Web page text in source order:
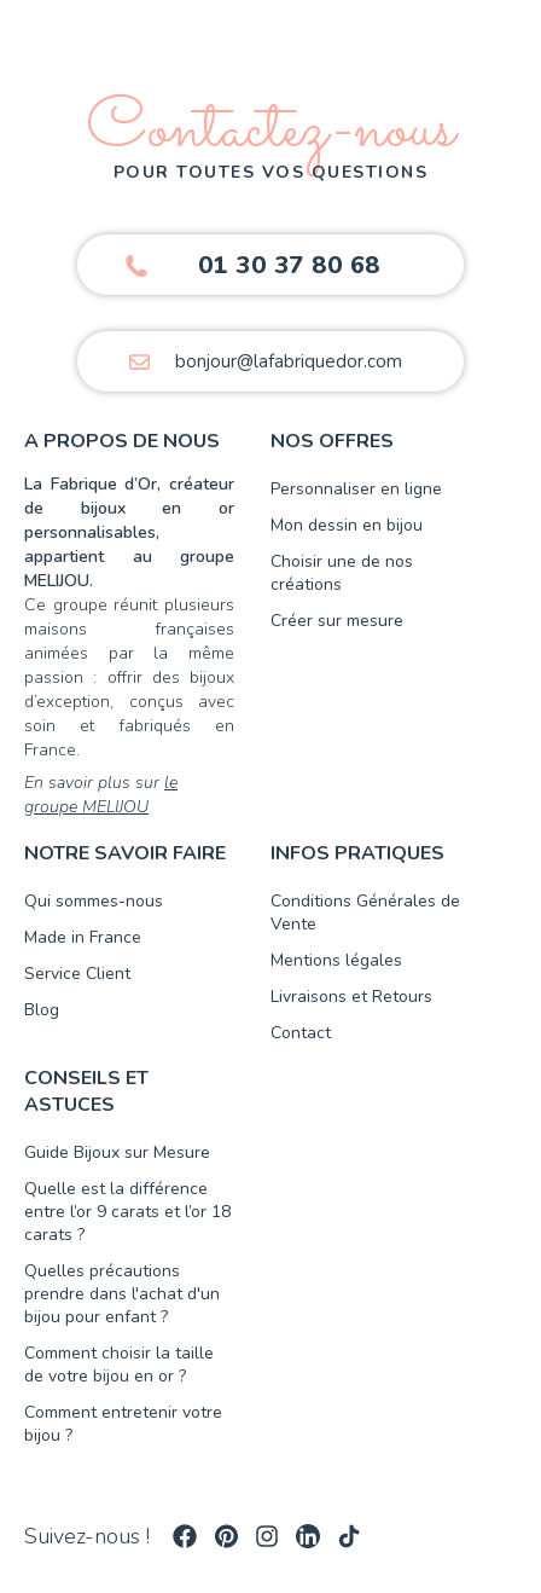
Contactez-nous
POUR TOUTES VOS QUESTIONS
01 30 37 80 68
bonjour@lafabriquedor.com
A PROPOS DE NOUS
La Fabrique d’Or, créateur
de bijoux en or
personnalisables,
appartient au groupe
MELIJOU.
Ce groupe réunit plusieurs
maisons françaises
animées par la même
passion : offrir des bijoux
d’exception, conçus avec
soin et fabriqués en
France.
En savoir plus sur le
groupe MELIJOU
NOS OFFRES
Personnaliser en ligne
Mon dessin en bijou
Choisir une de nos
créations
Créer sur mesure
NOTRE SAVOIR FAIRE
Qui sommes-nous
Made in France
Service Client
Blog
INFOS PRATIQUES
Conditions Générales de
Vente
Mentions légales
Livraisons et Retours
Contact
CONSEILS ET
ASTUCES
Guide Bijoux sur Mesure
Quelle est la différence
entre l’or 9 carats et l’or 18
carats ?
Quelles précautions
prendre dans l'achat d'un
bijou pour enfant ?
Comment choisir la taille
de votre bijou en or ?
Comment entretenir votre
bijou ?
Suivez-nous !